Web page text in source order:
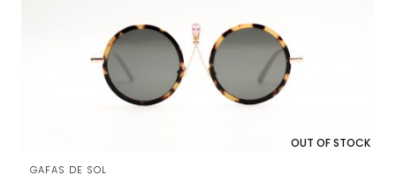
OUT OF STOCK
GAFAS DE SOL